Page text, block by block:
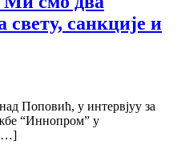
свету, санкције и
Поповић, у интервјуу за
“Иннопром” у
[…]